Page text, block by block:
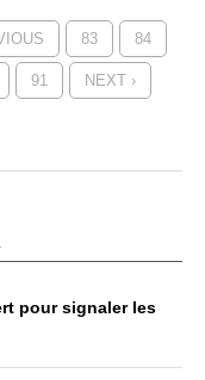
83 84
91 NEXT ›
pour signaler les